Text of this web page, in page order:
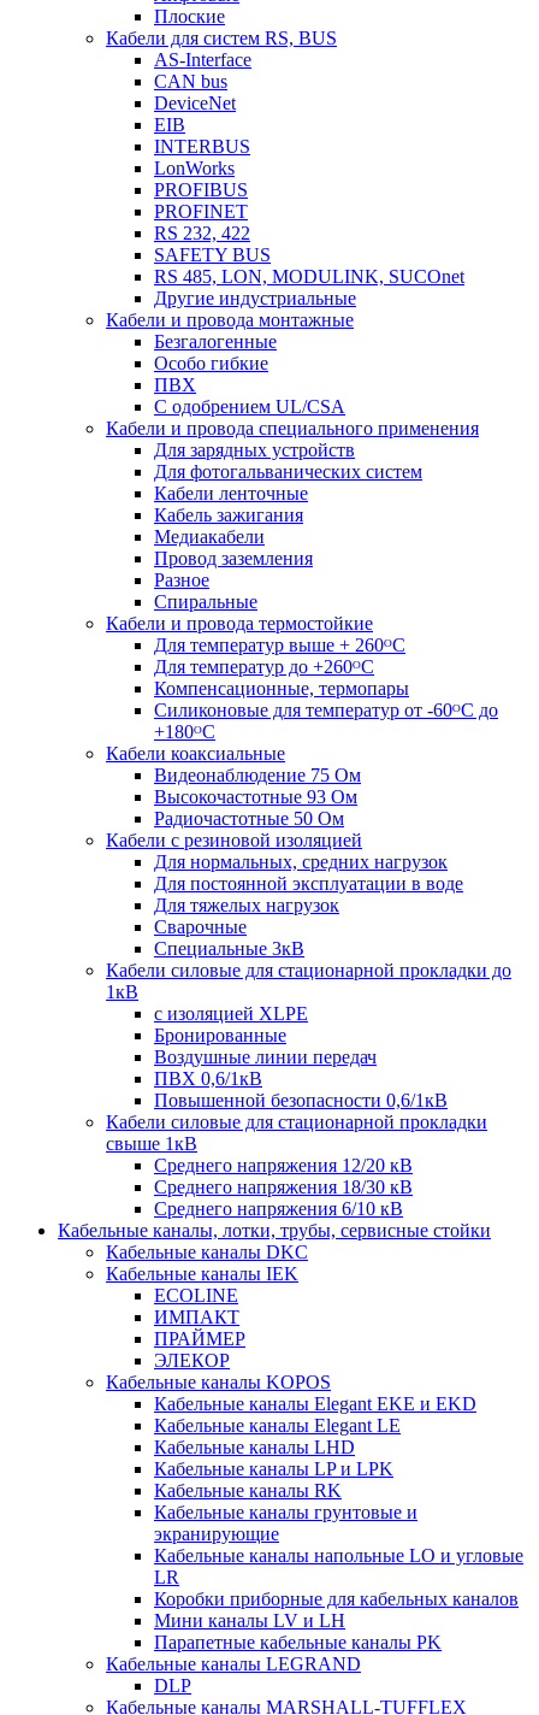
Плоские
Кабели для систем RS, BUS
AS-Interface
CAN bus
DeviceNet
EIB
INTERBUS
LonWorks
PROFIBUS
PROFINET
RS 232, 422
SAFETY BUS
RS 485, LON, MODULINK, SUCOnet
Другие индустриальные
Кабели и провода монтажные
Безгалогенные
Особо гибкие
ПВХ
С одобрением UL/CSA
Кабели и провода специального применения
Для зарядных устройств
Для фотогальванических систем
Кабели ленточные
Кабель зажигания
Медиакабели
Провод заземления
Разное
Спиральные
Кабели и провода термостойкие
Для температур выше + 260ᴼС
Для температур до +260ᴼС
Компенсационные, термопары
Силиконовые для температур от -60ᴼC до
+180ᴼС
Кабели коаксиальные
Видеонаблюдение 75 Ом
Высокочастотные 93 Ом
Радиочастотные 50 Ом
Кабели с резиновой изоляцией
Для нормальных, средних нагрузок
Для постоянной эксплуатации в воде
Для тяжелых нагрузок
Сварочные
Специальные 3кВ
Кабели силовые для стационарной прокладки до
1кВ
c изоляцией XLPE
Бронированные
Воздушные линии передач
ПВХ 0,6/1кВ
Повышенной безопасности 0,6/1кВ
Кабели силовые для стационарной прокладки
свыше 1кВ
Среднего напряжения 12/20 кВ
Среднего напряжения 18/30 кВ
Среднего напряжения 6/10 кВ
Кабельные каналы, лотки, трубы, сервисные стойки
Кабельные каналы DKC
Кабельные каналы IEK
ECOLINE
ИМПАКТ
ПРАЙМЕР
ЭЛЕКОР
Кабельные каналы KOPOS
Кабельные каналы Elegant EKE и EKD
Кабельные каналы Elegant LE
Кабельные каналы LHD
Кабельные каналы LP и LPK
Кабельные каналы RK
Кабельные каналы грунтовые и
экранирующие
Кабельные каналы напольные LO и угловые
LR
Коробки приборные для кабельных каналов
Мини каналы LV и LH
Парапетные кабельные каналы PK
Кабельные каналы LEGRAND
DLP
Кабельные каналы MARSHALL-TUFFLEX